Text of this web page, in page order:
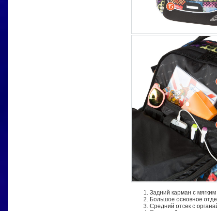
Задний карман с
Большое основное
Средний отсек с